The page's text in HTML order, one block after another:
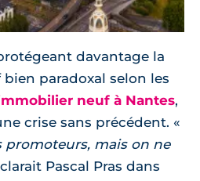
davantage la
paradoxal selon les
neuf à Nantes,
crise sans précédent.
promoteurs, mais on ne
Pascal Pras dans